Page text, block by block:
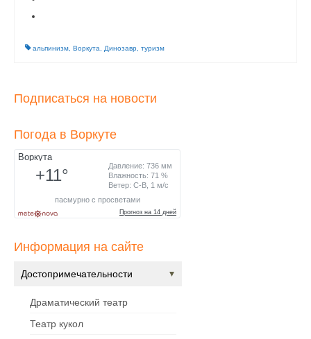
альпинизм Воркута Динозавр туризм
Подписаться на новости
Погода в Воркуте
Информация на сайте
Достопримечательности
Драматический театр
Театр кукол